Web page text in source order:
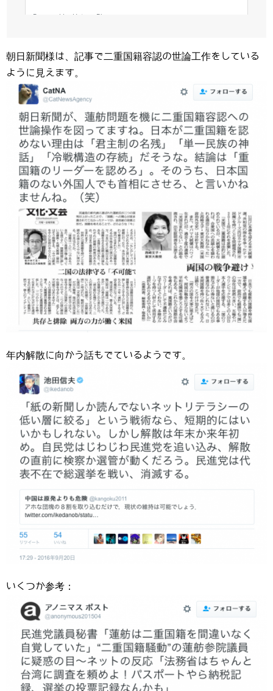
朝日新聞様は、記事で二重国籍容認の世論工作をしている
ように見えます。
年内解散に向かう話もでているようです。
いくつか参考：